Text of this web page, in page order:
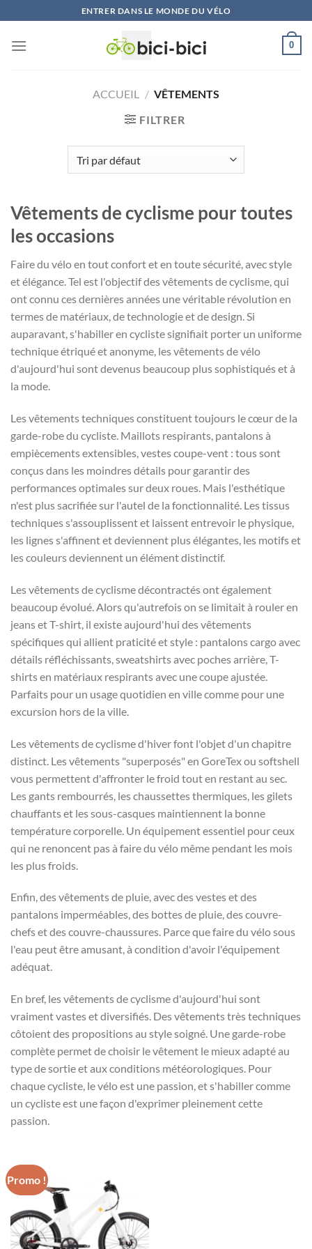
to
content
ENTRER DANS LE MONDE DU VÉLO
0
ACCUEIL / VÊTEMENTS
FILTRER
Vêtements de cyclisme pour toutes
les occasions
Faire du vélo en tout confort et en toute sécurité, avec style
et élégance. Tel est l'objectif des vêtements de cyclisme, qui
ont connu ces dernières années une véritable révolution en
termes de matériaux, de technologie et de design. Si
auparavant, s'habiller en cycliste signifiait porter un uniforme
technique étriqué et anonyme, les vêtements de vélo
d'aujourd'hui sont devenus beaucoup plus sophistiqués et à
la mode.
Les vêtements techniques constituent toujours le cœur de la
garde-robe du cycliste. Maillots respirants, pantalons à
empiècements extensibles, vestes coupe-vent : tous sont
conçus dans les moindres détails pour garantir des
performances optimales sur deux roues. Mais l'esthétique
n'est plus sacrifiée sur l'autel de la fonctionnalité. Les tissus
techniques s'assouplissent et laissent entrevoir le physique,
les lignes s'affinent et deviennent plus élégantes, les motifs et
les couleurs deviennent un élément distinctif.
Les vêtements de cyclisme décontractés ont également
beaucoup évolué. Alors qu'autrefois on se limitait à rouler en
jeans et T-shirt, il existe aujourd'hui des vêtements
spécifiques qui allient praticité et style : pantalons cargo avec
détails réfléchissants, sweatshirts avec poches arrière, T-
shirts en matériaux respirants avec une coupe ajustée.
Parfaits pour un usage quotidien en ville comme pour une
excursion hors de la ville.
Les vêtements de cyclisme d'hiver font l'objet d'un chapitre
distinct. Les vêtements "superposés" en GoreTex ou softshell
vous permettent d'affronter le froid tout en restant au sec.
Les gants rembourrés, les chaussettes thermiques, les gilets
chauffants et les sous-casques maintiennent la bonne
température corporelle. Un équipement essentiel pour ceux
qui ne renoncent pas à faire du vélo même pendant les mois
les plus froids.
Enfin, des vêtements de pluie, avec des vestes et des
pantalons imperméables, des bottes de pluie, des couvre-
chefs et des couvre-chaussures. Parce que faire du vélo sous
l'eau peut être amusant, à condition d'avoir l'équipement
adéquat.
En bref, les vêtements de cyclisme d'aujourd'hui sont
vraiment vastes et diversifiés. Des vêtements très techniques
côtoient des propositions au style soigné. Une garde-robe
complète permet de choisir le vêtement le mieux adapté au
type de sortie et aux conditions météorologiques. Pour
chaque cycliste, le vélo est une passion, et s'habiller comme
un cycliste est une façon d'exprimer pleinement cette
passion.
Promo !